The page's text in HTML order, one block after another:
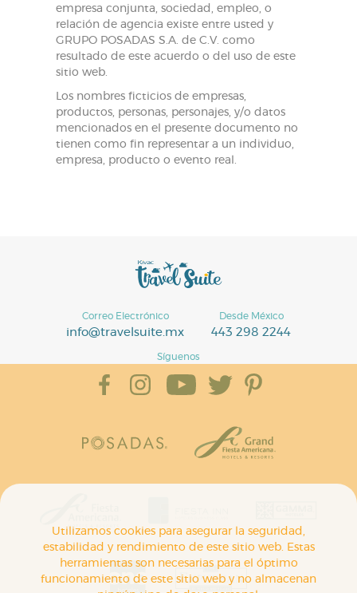
empresa conjunta, sociedad, empleo, o
relación de agencia existe entre usted y
GRUPO POSADAS S.A. de C.V. como
resultado de este acuerdo o del uso de este
sitio web.
Los nombres ficticios de empresas,
productos, personas, personajes, y/o datos
mencionados en el presente documento no
tienen como fin representar a un individuo,
empresa, producto o evento real.
Correo Electrónico
info@travelsuite.mx
Desde México
443 298 2244
Síguenos
Utilizamos cookies para asegurar la seguridad,
estabilidad y rendimiento de este sitio web. Estas
herramientas son necesarias para el óptimo
funcionamiento de este sitio web y no almacenan